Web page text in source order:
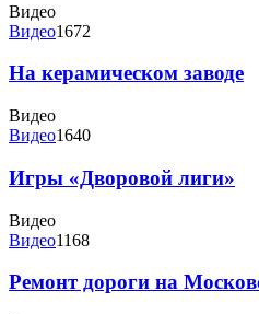
Видео
Видео1672
На керамическом заводе
Видео
Видео1640
Игры «Дворовой лиги»
Видео
Видео1168
Ремонт дороги на